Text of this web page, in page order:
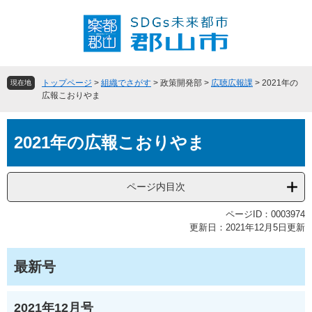
頭
飛
へ
現在地 トップページ > 組織でさがす > 政策開発部 > 広聴広報課 > 2021年の
広報こおりやま
文2021年の広報こおりやま
ページ内目次
ページID：0003974
更新日：2021年12月5日更新
最新号
2021年12月号